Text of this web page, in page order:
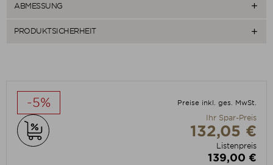
ABMESSUNG 
PRODUKTSICHERHEIT 
-5% Preise inkl. ges. MwSt.
Ihr Spar-Preis
132,05 €
Listenpreis
139,00 €